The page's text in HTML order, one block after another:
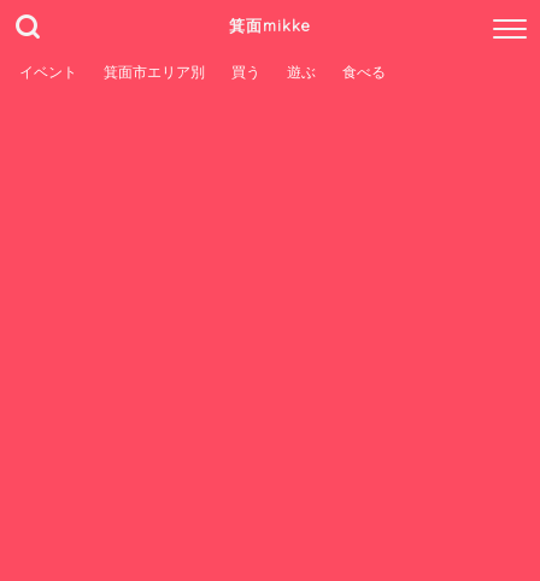
箕面mikke
イベント 箕面市エリア別 買う 遊ぶ 食べる